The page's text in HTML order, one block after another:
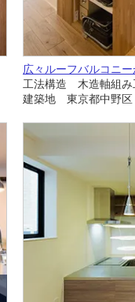
広々ルーフバルコニ
工法構造 木造軸組み
建築地 東京都中野区